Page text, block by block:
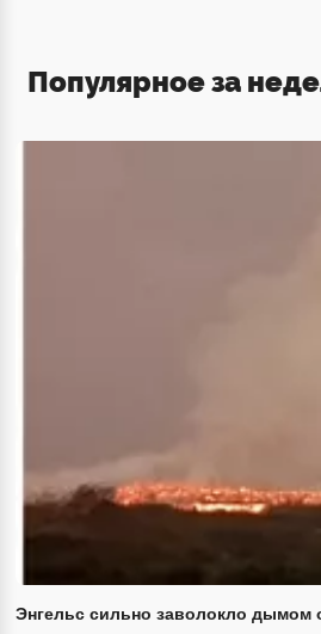
Популярное за
Энгельс сильно заволокло дымом